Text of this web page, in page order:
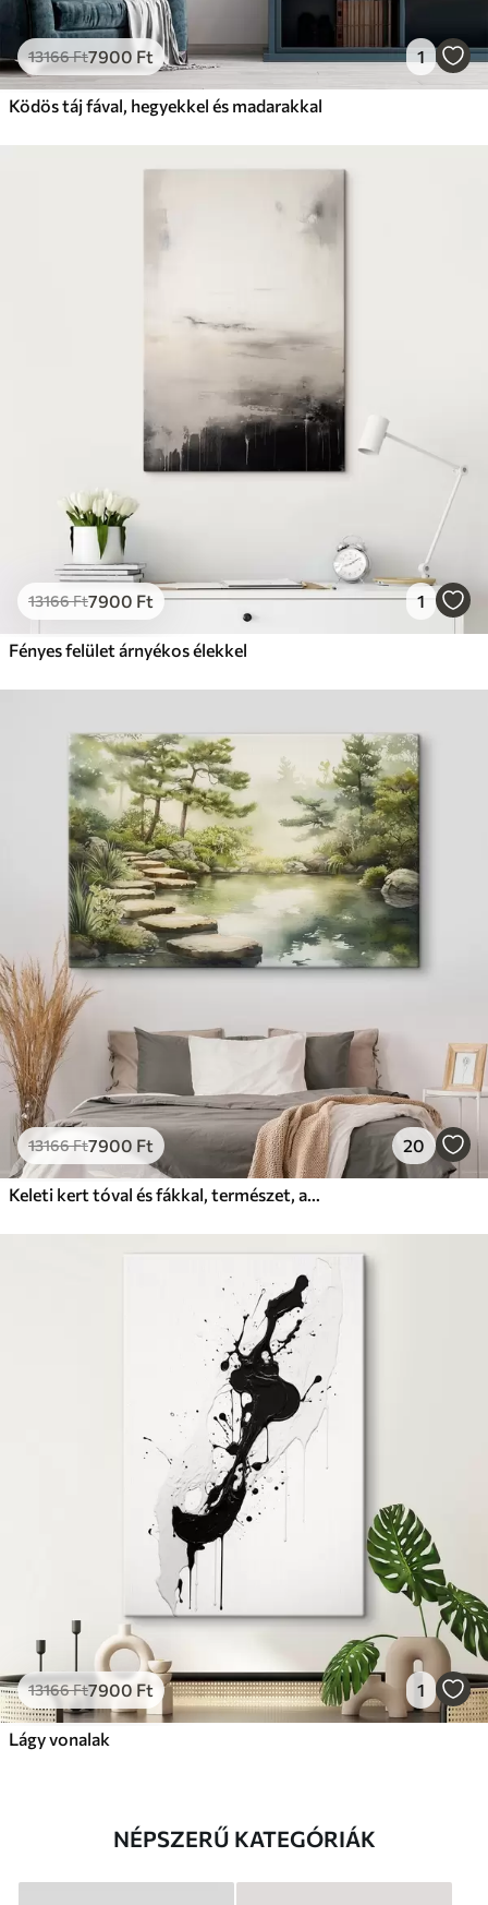
13166Ft7900 Ft 1
Ködös táj fával, hegyekkel és madarakkal
13166Ft7900 Ft 1
Fényes felület árnyékos élekkel
13166Ft7900 Ft 20
13166Ft7900 Ft 1
Lágy vonalak
NÉPSZERŰ KATEGÓRIÁK